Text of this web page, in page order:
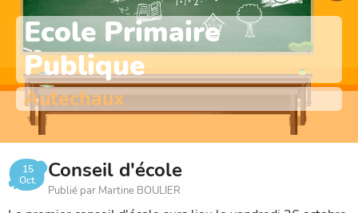
Ecole Primaire
Publique
Autechaux
15
Oct.
Conseil d'école
Publié par Martine BOULIER